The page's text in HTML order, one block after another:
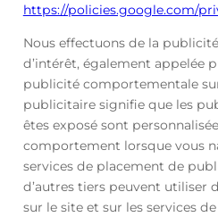
https://policies.google.com/
Nous effectuons de la
d’intérêt, également appelée
publicité comportementale
publicitaire signifie que les
êtes exposé sont
comportement lorsque vous
services de placement de
d’autres tiers peuvent utiliser
sur le site et sur les services